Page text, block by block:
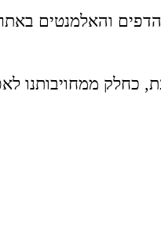
והאלמנטים
כחלק ממחויבותנו